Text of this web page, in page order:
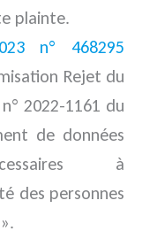
plainte.
n° 468295
Rejet du
2022-1161 du
de données
à
des personnes